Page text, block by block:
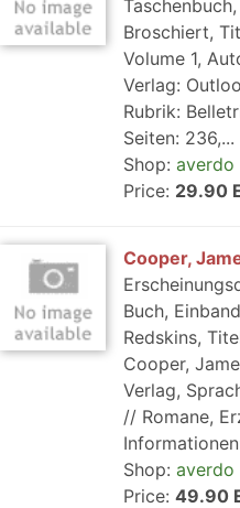
Broschiert,
Volume 1,
Verlag:
Rubrik:
Seiten: 236,...
Shop: averdo
Price: 29.90
Cooper,
Buch,
Redskins,
Cooper,
Verlag,
// Romane,
Shop: averdo
Price: 49.90